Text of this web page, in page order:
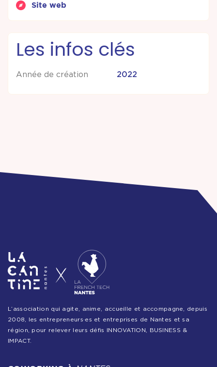
Site web
Les infos clés
Année de création 2022
L’association qui agite, anime, accueille et accompagne, depuis
2008, les entrepreneurs·es et entreprises de Nantes et sa
région, pour relever leurs défis INNOVATION, BUSINESS &
IMPACT.